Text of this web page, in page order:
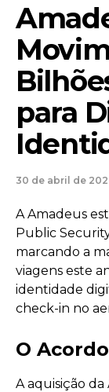
para
30 de abril de
A Amadeus
Public
marcando a
viagens este
identidade
check-in no
O
A aquisição